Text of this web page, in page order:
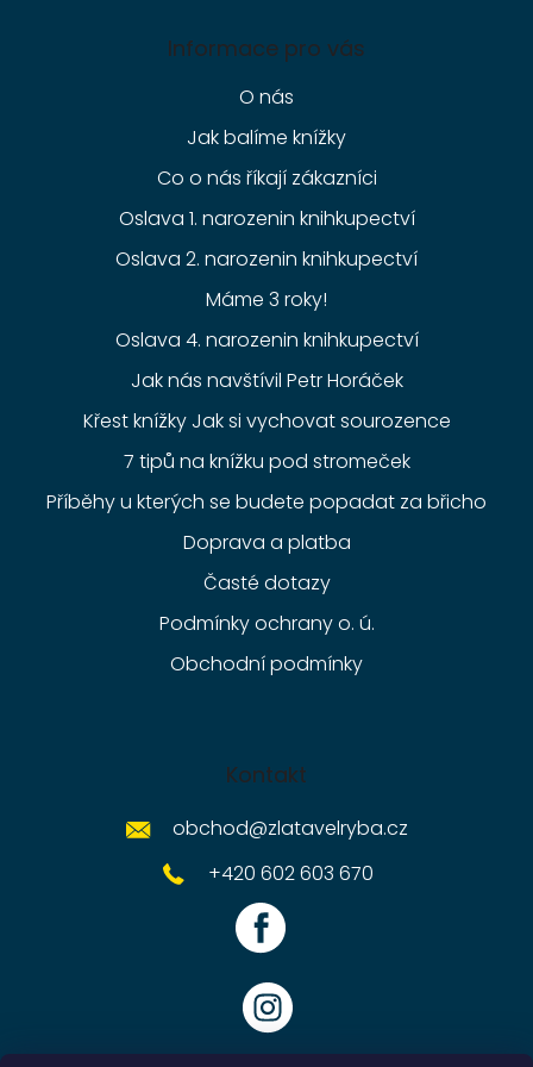
Informace pro vás
O nás
Jak balíme knížky
Co o nás říkají zákazníci
Oslava 1. narozenin knihkupectví
Oslava 2. narozenin knihkupectví
Máme 3 roky!
Oslava 4. narozenin knihkupectví
Jak nás navštívil Petr Horáček
Křest knížky Jak si vychovat sourozence
7 tipů na knížku pod stromeček
Příběhy u kterých se budete popadat za břicho
Doprava a platba
Časté dotazy
Podmínky ochrany o. ú.
Obchodní podmínky
Kontakt
obchod@zlatavelryba.cz
+420 602 603 670